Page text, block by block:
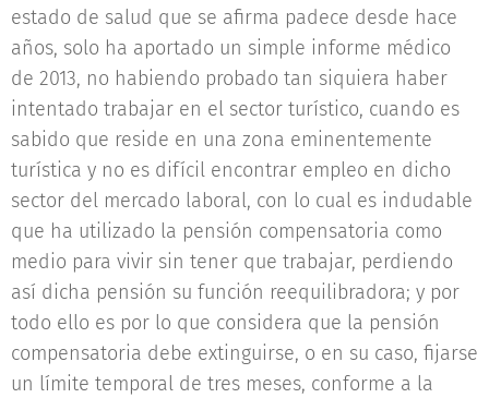
estado de salud que se afirma padece desde hace
años, solo ha aportado un simple informe médico
de 2013, no habiendo probado tan siquiera haber
intentado trabajar en el sector turístico, cuando es
sabido que reside en una zona eminentemente
turística y no es difícil encontrar empleo en dicho
sector del mercado laboral, con lo cual es indudable
que ha utilizado la pensión compensatoria como
medio para vivir sin tener que trabajar, perdiendo
así dicha pensión su función reequilibradora; y por
todo ello es por lo que considera que la pensión
compensatoria debe extinguirse, o en su caso, fijarse
un límite temporal de tres meses, conforme a la